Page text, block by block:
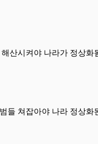
산시켜야 나라가 정상화
들 쳐잡아야 나라 정상화